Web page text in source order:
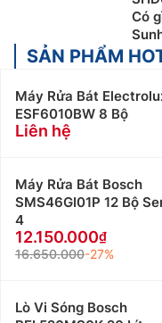
của loại bếp từ này
bếp từ đơn, giao
và chất lượng.
Bếp từ 3, 4, 5 vùng
nấu hay bếp từ 5
thường được lắp đặt
viên. Giá bếp từ đa
loại bếp từ đôi và
40 triệu đồng.
Tiêu chí chọn
Có
SẢN PHẨM
Máy Rửa Bát
ESF6010BW 8 Bộ
Liên hệ
Máy Rửa Bát Bosch
SMS46GI01P 12 Bộ
4
12.150.000
16.650.000-27%
Lò Vi Sóng Bosch